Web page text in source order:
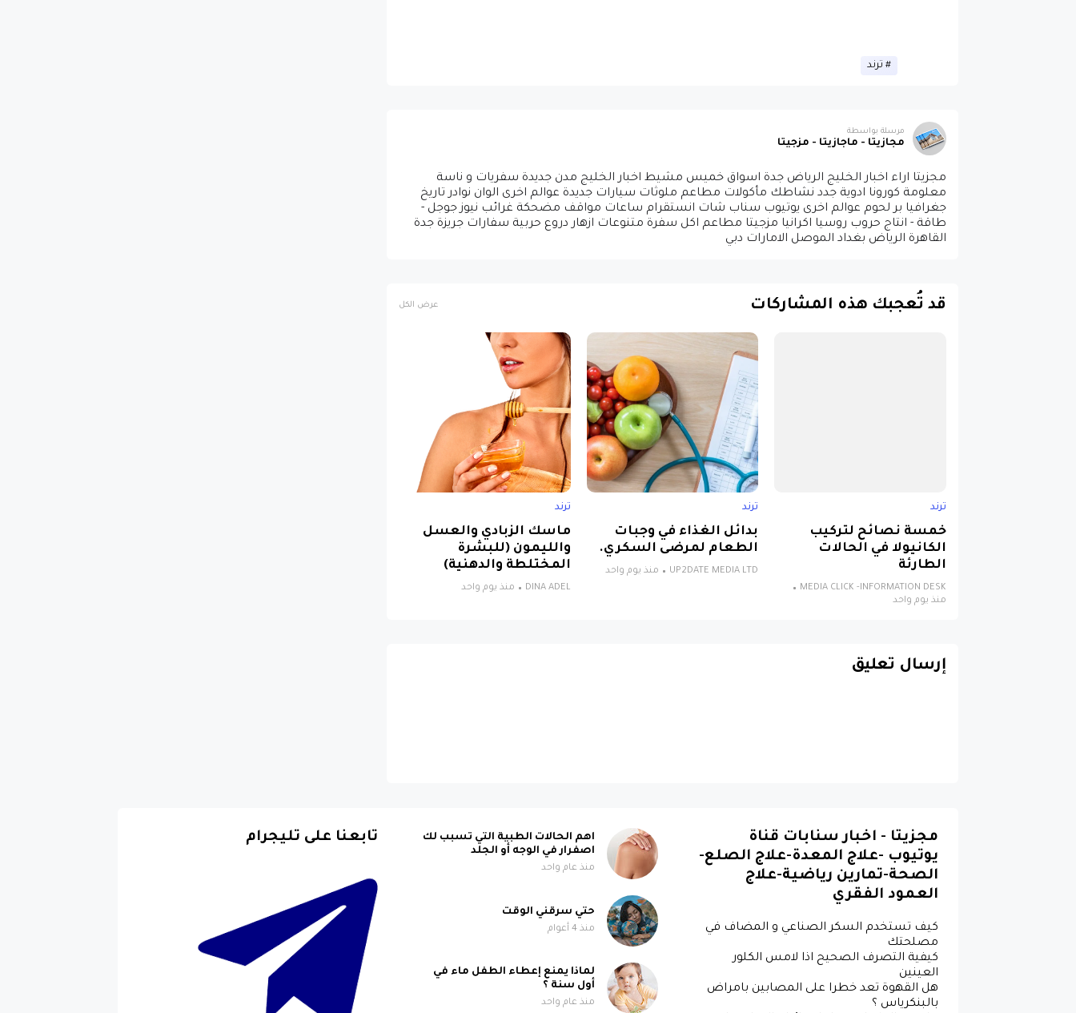
ترند
مرسلة بواسطة
مجازيتا - ماجازيتا - مزجيتا
مجزيتا اراء اخبار الخليج الرياض جدة اسواق خميس مشيط اخبار الخليج مدن جديدة سفريات و ناسة
معلومة كورونا ادوية جدد نشاطك مأكولات مطاعم ملوثات سيارات جديدة عوالم اخرى الوان نوادر تاريخ
جغرافيا بر لحوم عوالم اخرى يوتيوب سناب شات انستقرام ساعات مواقف مضحكة غرائب نيوز جوجل -
طاقة - انتاج حروب روسيا اكرانيا مزجيتا مطاعم اكل سفرة متنوعات ازهار دروع حربية سفارات جريزة جدة
القاهرة الرياض بغداد الموصل الامارات دبي
قد تُعجبك هذه المشاركات عرض الكل
ترند
خمسة نصائح لتركيب
الكانيولا في الحالات
الطارئة
MEDIA CLICK -INFORMATION DESK
منذ يوم واحد
ترند
بدائل الغذاء في وجبات
الطعام لمرضى السكري.
UP2DATE MEDIA LTD منذ يوم واحد
ترند
ماسك الزبادي والعسل
والليمون (للبشرة
المختلطة والدهنية)
DINA ADEL منذ يوم واحد
إرسال تعليق
مجزيتا - اخبار سنابات قناة
يوتيوب -علاج المعدة-علاج الصلع-
الصحة-تمارين رياضية-علاج
العمود الفقري
كيف تستخدم السكر الصناعي و المضاف في
مصلحتك
كيفية التصرف الصحيح اذا لامس الكلور
العينين
هل القهوة تعد خطرا على المصابين بامراض
بالبنكرياس ؟
اهم الحالات الطبية التي تسبب لك
اصفرار في الوجه أو الجلد
منذ عام واحد
حتي سرقني الوقت
منذ 4 أعوام
لماذا يمنع إعطاء الطفل ماء في
أول سنة ؟
منذ عام واحد
تابعنا على تليجرام